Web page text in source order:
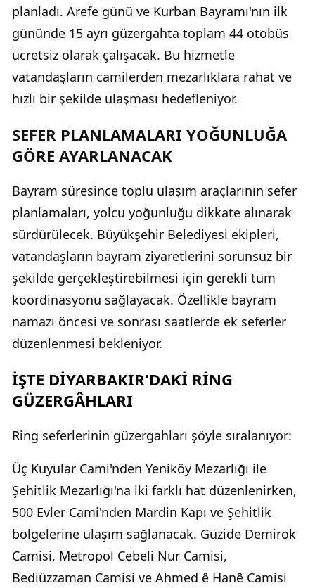
planladı. Arefe günü ve Kurban Bayramı'nın ilk
gününde 15 ayrı güzergahta toplam 44 otobüs
ücretsiz olarak çalışacak. Bu hizmetle
vatandaşların camilerden mezarlıklara rahat ve
hızlı bir şekilde ulaşması hedefleniyor.
SEFER PLANLAMALARI YOĞUNLUĞA
GÖRE AYARLANACAK
Bayram süresince toplu ulaşım araçlarının sefer
planlamaları, yolcu yoğunluğu dikkate alınarak
sürdürülecek. Büyükşehir Belediyesi ekipleri,
vatandaşların bayram ziyaretlerini sorunsuz bir
şekilde gerçekleştirebilmesi için gerekli tüm
koordinasyonu sağlayacak. Özellikle bayram
namazı öncesi ve sonrası saatlerde ek seferler
düzenlenmesi bekleniyor.
İŞTE DİYARBAKIR'DAKİ RİNG
GÜZERGÂHLARI
Ring seferlerinin güzergahları şöyle sıralanıyor:
Üç Kuyular Cami'nden Yeniköy Mezarlığı ile
Şehitlik Mezarlığı'na iki farklı hat düzenlenirken,
500 Evler Cami'nden Mardin Kapı ve Şehitlik
bölgelerine ulaşım sağlanacak. Güzide Demirok
Camisi, Metropol Cebeli Nur Camisi,
Bediüzzaman Camisi ve Ahmed ê Hanê Camisi